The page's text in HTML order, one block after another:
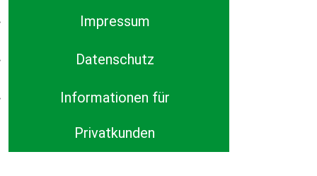
Impressum
Datenschutz
Informationen für
Privatkunden